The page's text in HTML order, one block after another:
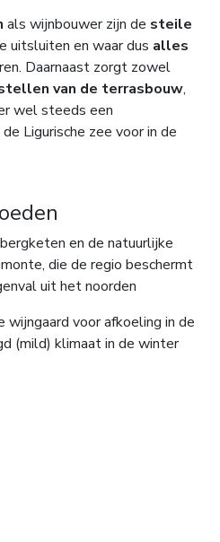
als wijnbouwer zijn de steile
uitsluiten en waar dus alles
Daarnaast zorgt zowel
van de terrasbouw,
wel steeds een
Ligurische zee voor in de
en de natuurlijke
die de regio beschermt
uit het noorden
wijngaard voor afkoeling in de
(mild) klimaat in de winter